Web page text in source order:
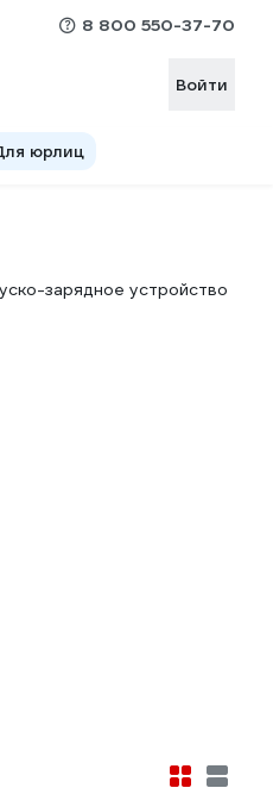
8 800 550-37-70
Войти
юрлиц
зарядное устройство